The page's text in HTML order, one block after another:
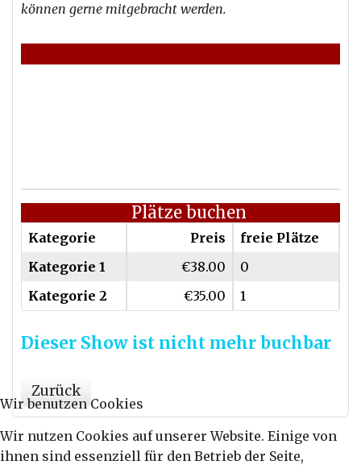
können gerne mitgebracht werden.
Plätze buchen
Kategorie Preis
freie Plätze
Kategorie 1
€38.00
0
Kategorie 2
€35.00 1
Dieser Show ist nicht mehr buchbar
Zurück
Wir benutzen Cookies
Wir nutzen Cookies auf unserer Website. Einige von
ihnen sind essenziell für den Betrieb der Seite,